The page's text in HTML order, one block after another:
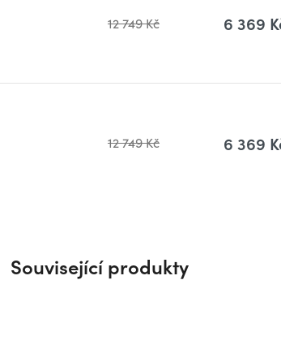
12 749 Kč 6 369
12 749 Kč 6 369
Související produkty